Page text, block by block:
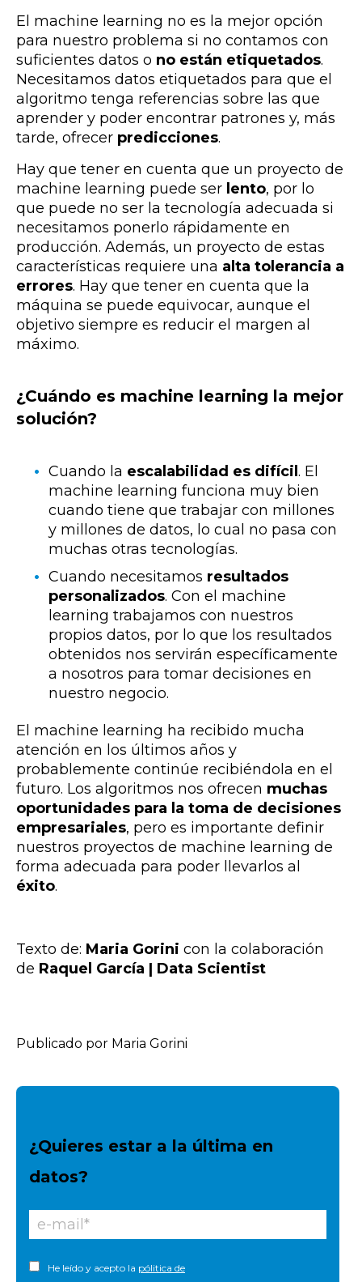
El machine learning no es la mejor opción
para nuestro problema si no contamos con
suficientes datos o no están etiquetados.
Necesitamos datos etiquetados para que el
algoritmo tenga referencias sobre las que
aprender y poder encontrar patrones y, más
tarde, ofrecer predicciones.
Hay que tener en cuenta que un proyecto de
machine learning puede ser lento, por lo
que puede no ser la tecnología adecuada si
necesitamos ponerlo rápidamente en
producción. Además, un proyecto de estas
características requiere una alta tolerancia a
errores. Hay que tener en cuenta que la
máquina se puede equivocar, aunque el
objetivo siempre es reducir el margen al
máximo.
¿Cuándo es machine learning la mejor
solución?
Cuando la escalabilidad es difícil . El
machine learning funciona muy bien
cuando tiene que trabajar con millones
y millones de datos, lo cual no pasa con
muchas otras tecnologías.
Cuando necesitamos resultados
personalizados. Con el machine
learning trabajamos con nuestros
propios datos, por lo que los resultados
obtenidos nos servirán específicamente
a nosotros para tomar decisiones en
nuestro negocio.
El machine learning ha recibido mucha
atención en los últimos años y
probablemente continúe recibiéndola en el
futuro. Los algoritmos nos ofrecen muchas
oportunidades para la toma de decisiones
empresariales, pero es importante definir
nuestros proyectos de machine learning de
forma adecuada para poder llevarlos al
éxito.
Texto de: Maria Gorini con la colaboración
de Raquel García | Data Scientist
Publicado por Maria Gorini
¿Quieres estar a la última en
datos?
He leído y acepto la pólitica de